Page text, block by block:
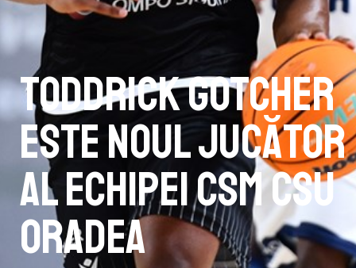
Toddrick Gotcher
este noul jucător
al echipei CSM CSU
Oradea